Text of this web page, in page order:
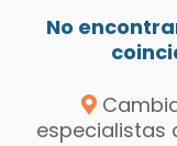
No
especialistas